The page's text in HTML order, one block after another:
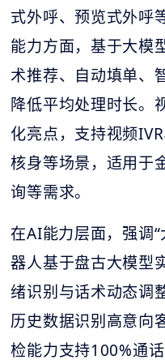
式外呼、预览式外呼
能力方面，基于大模
术推荐、自动填单、
降低平均处理时长。
化亮点，支持视频
核身等场景，适用于
询等需求。
在AI能力层面，强调
器人基于盘古大模型
绪识别与话术动态调
历史数据识别高意向
检能力支持100%通